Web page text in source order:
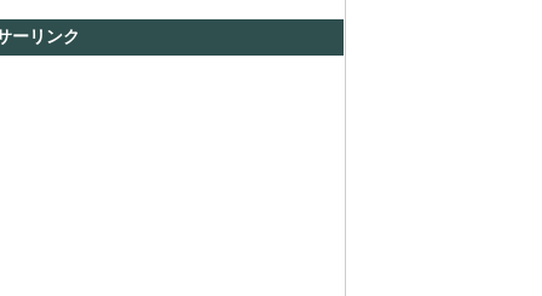
ーリンク